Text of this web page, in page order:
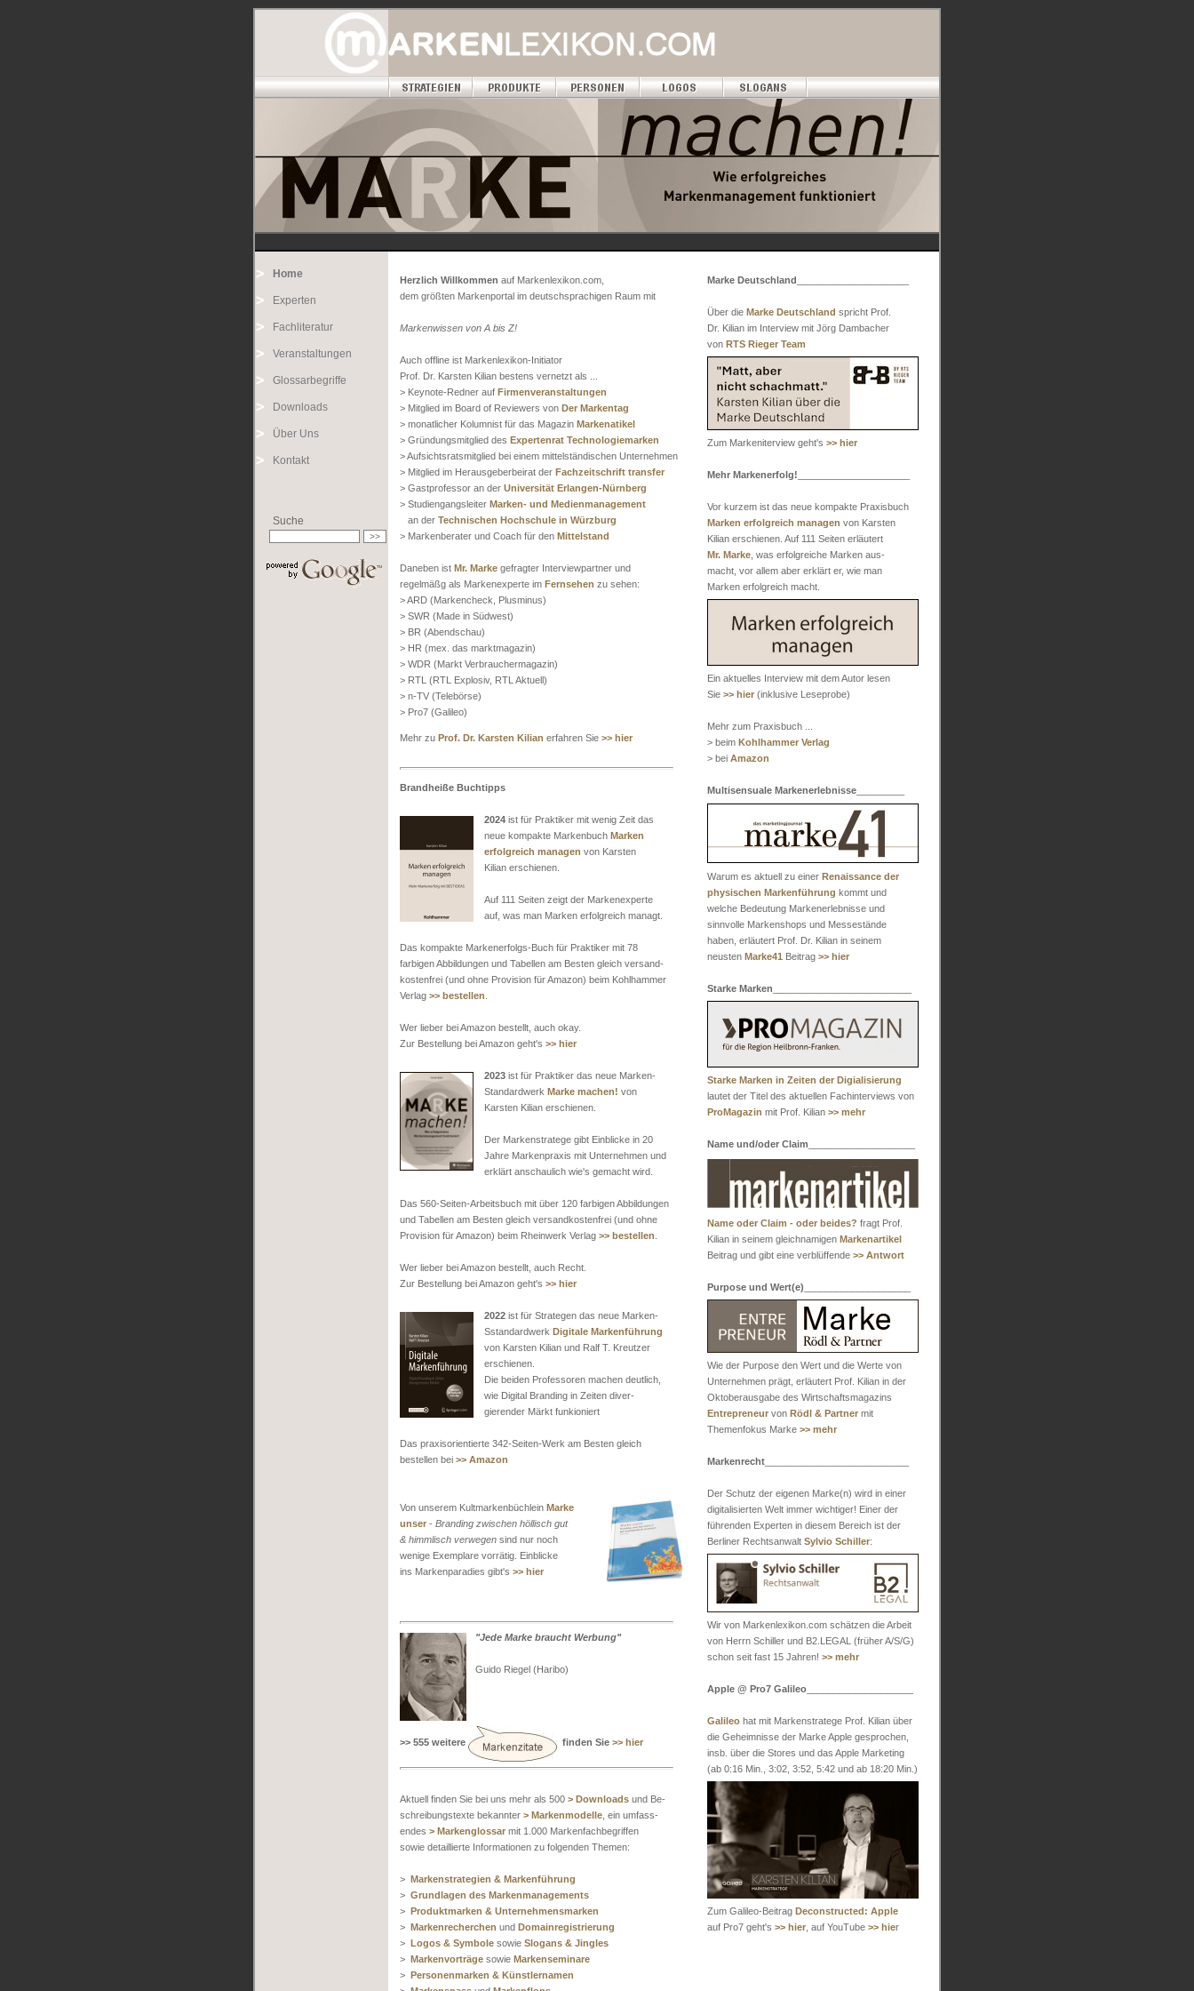
Home
Experten
Fachliteratur
Veranstaltungen
Glossarbegriffe
Downloads
Über Uns
Kontakt
Suche
Herzlich Willkommen auf Markenlexikon.com,
dem größten Markenportal im deutschsprachigen Raum mit
Markenwissen von A bis Z!
Auch offline ist Markenlexikon-Initiator
Prof. Dr. Karsten Kilian bestens vernetzt als ...
> Keynote-Redner auf Firmenveranstaltungen
> Mitglied im Board of Reviewers von Der Markentag
> monatlicher Kolumnist für das Magazin Markenatikel
> Gründungsmitglied des Expertenrat Technologiemarken
> Aufsichtsratsmitglied bei einem mittelständischen Unternehmen
> Mitglied im Herausgeberbeirat der Fachzeitschrift transfer
> Gastprofessor an der Universität Erlangen-Nürnberg
> Studiengangsleiter Marken- und Medienmanagement
an der Technischen Hochschule in Würzburg
> Markenberater und Coach für den Mittelstand
Daneben ist Mr. Marke gefragter Interviewpartner und
regelmäßg als Markenexperte im Fernsehen zu sehen:
> ARD (Markencheck, Plusminus)
> SWR (Made in Südwest)
> BR (Abendschau)
> HR (mex. das marktmagazin)
> WDR (Markt Verbrauchermagazin)
> RTL (RTL Explosiv, RTL Aktuell)
> n-TV (Telebörse)
> Pro7 (Galileo)
Mehr zu Prof. Dr. Karsten Kilian erfahren Sie >> hier
Brandheiße Buchtipps
2024 ist für Praktiker mit wenig Zeit das
neue kompakte Markenbuch Marken
erfolgreich managen von Karsten
Kilian erschienen.
Auf 111 Seiten zeigt der Markenexperte
auf, was man Marken erfolgreich managt.
Das kompakte Markenerfolgs-Buch für Praktiker mit 78
farbigen Abbildungen und Tabellen am Besten gleich versand-
kostenfrei (und ohne Provision für Amazon) beim Kohlhammer
Verlag >> bestellen
Wer lieber bei Amazon bestellt, auch okay.
Zur Bestellung bei Amazon geht's >> hier
2023 ist für Praktiker das neue Marken-
Standardwerk Marke machen! von
Karsten Kilian erschienen.
Der Markenstratege gibt Einblicke in 20
Jahre Markenpraxis mit Unternehmen und
erklärt anschaulich wie's gemacht wird.
Das 560-Seiten-Arbeitsbuch mit über 120 farbigen Abbildungen
und Tabellen am Besten gleich versandkostenfrei (und ohne
Provision für Amazon) beim Rheinwerk Verlag >> bestellen
Wer lieber bei Amazon bestellt, auch Recht.
Zur Bestellung bei Amazon geht's >> hier
2022 ist für Strategen das neue Marken-
Sstandardwerk Digitale Markenführung
von Karsten Kilian und Ralf T. Kreutzer
erschienen.
Die beiden Professoren machen deutlich,
wie Digital Branding in Zeiten diver-
gierender Märkt funkioniert
Das praxisorientierte 342-Seiten-Werk am Besten gleich
bestellen bei >> Amazon
Von unserem Kultmarkenbüchlein Marke
unser - Branding zwischen höllisch gut
& himmlisch verwegen sind nur noch
wenige Exemplare vorrätig. Einblicke
ins Markenparadies gibt's >> hier
"Jede Marke braucht Werbung"
Guido Riegel (Haribo)
>> 555 weitere finden Sie >> hier
Aktuell finden Sie bei uns mehr als 500 > Downloads und Be-
schreibungstexte bekannter > Markenmodelle , ein umfass-
endes > Markenglossar mit 1.000 Markenfachbegriffen
sowie detaillierte Informationen zu folgenden Themen:
> Markenstrategien & Markenführung
> Grundlagen des Markenmanagements
> Produktmarken & Unternehmensmarken
> Markenrecherchen und Domainregistrierung
> Logos & Symbole sowie Slogans & Jingles
> Markenvorträge sowie Markenseminare
> Personenmarken & Künstlernamen
Marke Deutschland
Über die Marke Deutschland spricht Prof.
Dr. Kilian im Interview mit Jörg Dambacher
von RTS Rieger Team
Zum Markeniterview geht's >> hier
Mehr Markenerfolg!
Vor kurzem ist das neue kompakte Praxisbuch
Marken erfolgreich managen von Karsten
Kilian erschienen. Auf 111 Seiten erläutert
Mr. Marke , was erfolgreiche Marken aus-
macht, vor allem aber erklärt er, wie man
Marken erfolgreich macht.
Ein aktuelles Interview mit dem Autor lesen
Sie >> hier (inklusive Leseprobe)
Mehr zum Praxisbuch ...
> beim Kohlhammer Verlag
> bei Amazon
Multisensuale Markenerlebnisse
Warum es aktuell zu einer Renaissance der
physischen Markenführung kommt und
welche Bedeutung Markenerlebnisse und
sinnvolle Markenshops und Messestände
haben, erläutert Prof. Dr. Kilian in seinem
neusten Marke41 Beitrag >> hier
Starke Marken
Starke Marken in Zeiten der Digialisierung
lautet der Titel des aktuellen Fachinterviews von
ProMagazin mit Prof. Kilian >> mehr
Name und/oder Claim
Name oder Claim - oder beides? fragt Prof.
Kilian in seinem gleichnamigen Markenartikel
Beitrag und gibt eine verblüffende >> Antwort
Purpose und Wert(e)
Wie der Purpose den Wert und die Werte von
Unternehmen prägt, erläutert Prof. Kilian in der
Oktoberausgabe des Wirtschaftsmagazins
Entrepreneur von Rödl & Partner mit
Themenfokus Marke >> mehr
Markenrecht
Der Schutz der eigenen Marke(n) wird in einer
digitalisierten Welt immer wichtiger! Einer der
führenden Experten in diesem Bereich ist der
Berliner Rechtsanwalt Sylvio Schiller:
Wir von Markenlexikon.com schätzen die Arbeit
von Herrn Schiller und B2.LEGAL (früher A/S/G)
schon seit fast 15 Jahren! >> mehr
Apple @ Pro7 Galileo
Galileo hat mit Markenstratege Prof. Kilian über
die Geheimnisse der Marke Apple gesprochen,
insb. über die Stores und das Apple Marketing
(ab 0:16 Min., 3:02, 3:52, 5:42 und ab 18:20 Min.)
Zum Galileo-Beitrag Deconstructed: Apple
auf Pro7 geht's >> hier , auf YouTube >> hier